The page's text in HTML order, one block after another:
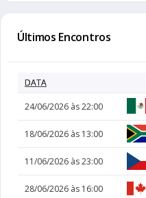
Últimos Encontros
DATA
24/06/2026 às 22:00
18/06/2026 às 13:00
11/06/2026 às 23:00
28/06/2026 às 16:00